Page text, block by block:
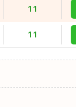
11
11